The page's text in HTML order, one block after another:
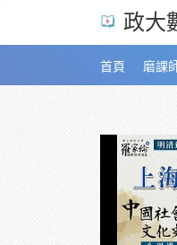
政大
首頁 磨課